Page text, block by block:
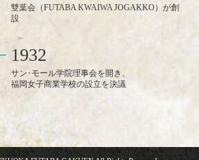
雙葉会（FUTABA KWAIWA JOGAKKO）が創
設
1932
サン･モール学院理事会を開き、
福岡女子商業学校の設立を決議